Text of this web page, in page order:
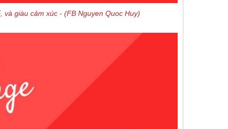
giàu cảm xúc - (FB Nguyen Quoc Huy)